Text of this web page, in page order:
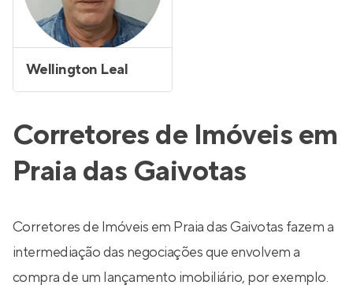
Wellington Leal
Corretores de Imóveis em
Praia das Gaivotas
Corretores de Imóveis em Praia das Gaivotas fazem a
intermediação das negociações que envolvem a
compra de um lançamento imobiliário, por exemplo.